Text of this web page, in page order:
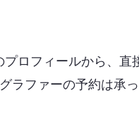
ロフィールから、直
ラファーの予約は承っ